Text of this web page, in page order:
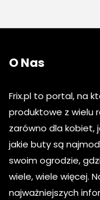
O Nas
Frix.pl to portal, na
produktowe z wielu
zarówno dla kobiet,
jakie buty są
swoim ogrodzie,
wiele, wiele więcej.
najważniejszych